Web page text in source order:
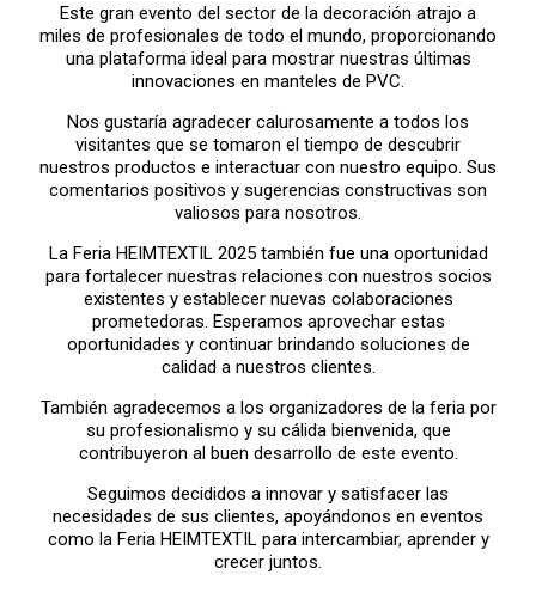
Este gran evento del sector de la decoración atrajo a
miles de profesionales de todo el mundo, proporcionando
una plataforma ideal para mostrar nuestras últimas
innovaciones en manteles de PVC.
Nos gustaría agradecer calurosamente a todos los
visitantes que se tomaron el tiempo de descubrir
nuestros productos e interactuar con nuestro equipo. Sus
comentarios positivos y sugerencias constructivas son
valiosos para nosotros.
La Feria HEIMTEXTIL 2025 también fue una oportunidad
para fortalecer nuestras relaciones con nuestros socios
existentes y establecer nuevas colaboraciones
prometedoras. Esperamos aprovechar estas
oportunidades y continuar brindando soluciones de
calidad a nuestros clientes.
También agradecemos a los organizadores de la feria por
su profesionalismo y su cálida bienvenida, que
contribuyeron al buen desarrollo de este evento.
Seguimos decididos a innovar y satisfacer las
necesidades de sus clientes, apoyándonos en eventos
como la Feria HEIMTEXTIL para intercambiar, aprender y
crecer juntos.